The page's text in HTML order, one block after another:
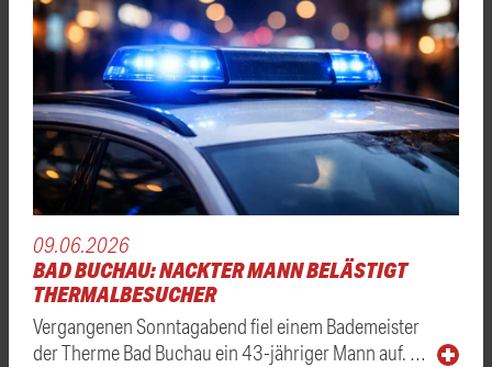
09.06.2026
BAD BUCHAU: NACKTER MANN BELÄSTIGT
THERMALBESUCHER
Vergangenen Sonntagabend fiel einem Bademeister
der Therme Bad Buchau ein 43-jähriger Mann auf. …